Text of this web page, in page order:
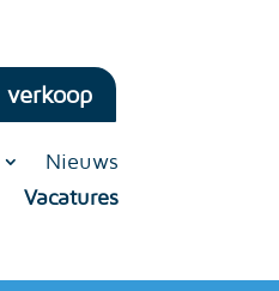
Nieuws
Vacatures